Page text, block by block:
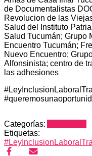
de Documentalistas
Revolucion de las
Salud del Instituto
Salud Tucumán; Grupo
Encuentro Tucumán;
Nuevo Encuentro;
Alfonsinista; centro de
las adhesiones
Categorías:
Etiquetas: